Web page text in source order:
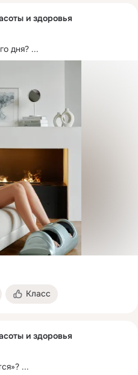
и здоровья
дня? ...
Класс
и здоровья
...